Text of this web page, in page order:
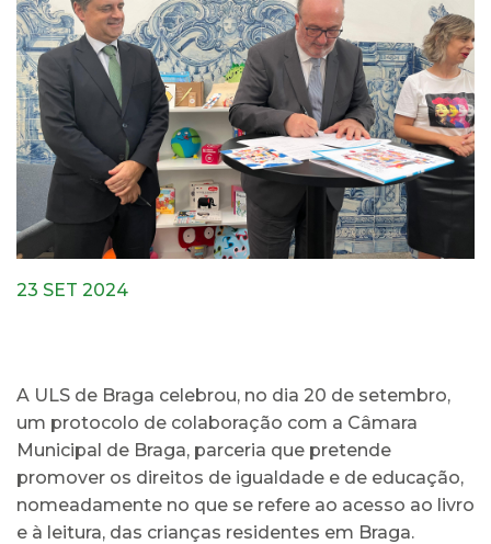
23 SET 2024
A ULS de Braga celebrou, no dia 20 de setembro,
um protocolo de colaboração com a Câmara
Municipal de Braga, parceria que pretende
promover os direitos de igualdade e de educação,
nomeadamente no que se refere ao acesso ao livro
e à leitura, das crianças residentes em Braga.